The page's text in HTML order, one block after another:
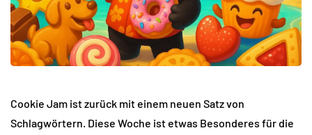
Cookie Jam ist zurück mit einem neuen Satz von
Schlagwörtern. Diese Woche ist etwas Besonderes für die